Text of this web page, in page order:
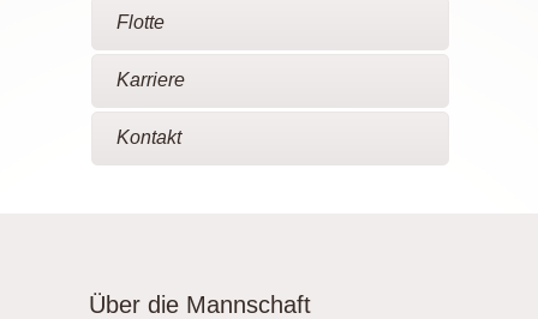
Flotte
Karriere
Kontakt
Über die Mannschaft